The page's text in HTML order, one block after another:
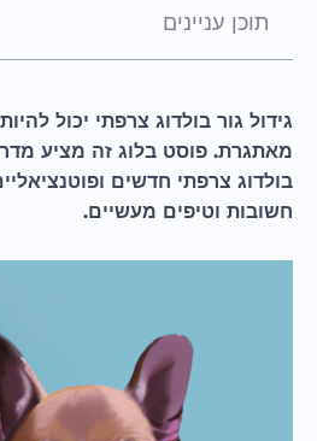
תוכן עניינים
גידול גור בולדוג צרפתי יכול
מאתגרת. פוסט בלוג זה מציע
בולדוג צרפתי חדשים
חשובות וטיפים מעשיים.